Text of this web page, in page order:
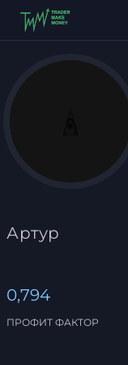
Связаться
Артур
0,794
ПРОФИТ ФАКТОР